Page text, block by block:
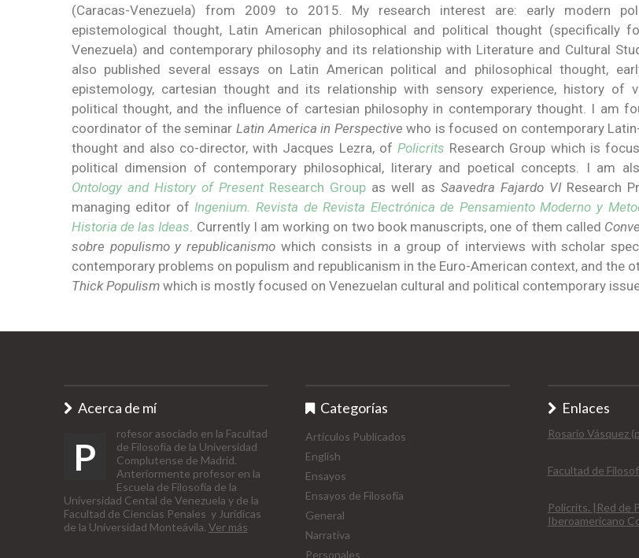
(Caracas-Venezuela) from 2009 to 2015. My research interest are: early modern
epistemological thought, Latin American philosophical and political thought (specifically
Venezuela) and contemporary philosophy and its relationship with Literature and Cultural
also published several essays on Latin American political and philosophical thought,
epistemology, cartesian thought and its relationship with sensory experience, history of
political thought, and the influence of cartesian philosophy in contemporary thought. I am
coordinator of the seminar Latin America in Perspective who is focused on contemporary
thought and also co-director, with Jacques Lezra, of Policrits Research Group which is
political dimension of contemporary philosophical, literary and poetical concepts. I am
Ontology and History of PresentResearch Group as well as Saavedra Fajardo VIResearch
managing editor ofIngenium. Revista de Revista Electrónica de Pensamiento Moderno y
Historia de las Ideas. Currently I am working on two book manuscripts, one of them called
sobre populismo y republicanismo which consists in a group of interviews with scholar
contemporary problems on populism and republicanism in the Euro-American context, and the
Thick Populismwhich is mostly focused on Venezuelan cultural and political contemporary
Acerca de mí
P
rofesor asociado en la Facultad
de Filosofía de la Universidad
Complutense de Madrid.
Anteriormente profesor en la
Escuela de Filosofía de la
Universidad Cental de Venezuela y de la
Facultad de Ciencias Penales y Jurídicas
de la Universidad Monteávila. Ver más
Categorías
Artículos Publicados
English
Ensayos
Ensayos de Filosofía
General
Narrativa
Personales
Enlaces
Rosario Vásquez
Facultad de
Policrits. |Red de
Iberoamericano